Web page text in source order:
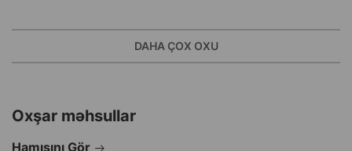
Bu, gəzintilər, səyahətlər, baytara aparma və gündəlik
istifadə üçün ideal həlldir.
pəncərə ilə təchiz olunub.
DAHA ÇOX OXU
Oxşar məhsullar
Hamısını Gör